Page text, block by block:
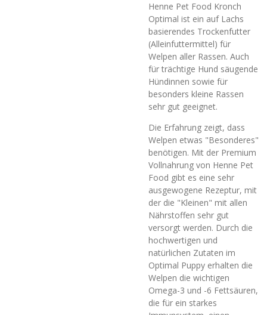
Henne Pet Food Kronch
Optimal ist ein auf Lachs
basierendes Trockenfutter
(Alleinfuttermittel) für
Welpen aller Rassen. Auch
für trächtige Hund säugende
Hündinnen sowie für
besonders kleine Rassen
sehr gut geeignet.
Die Erfahrung zeigt, dass
Welpen etwas "Besonderes"
benötigen. Mit der Premium
Vollnahrung von Henne Pet
Food gibt es eine sehr
ausgewogene Rezeptur, mit
der die "Kleinen" mit allen
Nährstoffen sehr gut
versorgt werden. Durch die
hochwertigen und
natürlichen Zutaten im
Optimal Puppy erhalten die
Welpen die wichtigen
Omega-3 und -6 Fettsäuren,
die für ein starkes